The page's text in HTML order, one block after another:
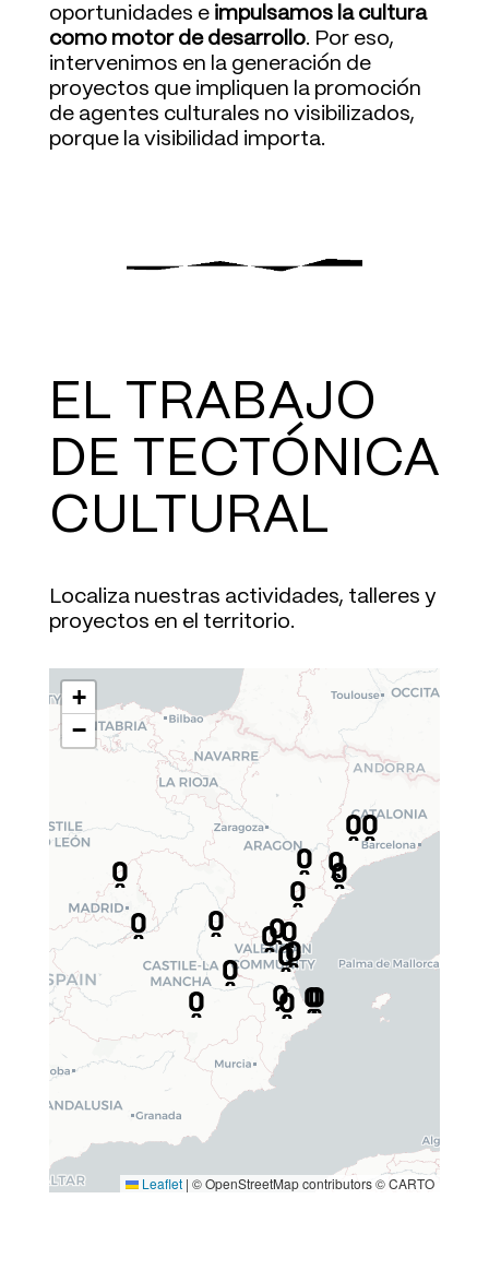
oportunidades e impulsamos la cultura
como motor de desarrollo. Por eso,
intervenimos en la generación de
proyectos que impliquen la promoción
de agentes culturales no visibilizados,
porque la visibilidad importa.
EL TRABAJO
DE TECTÓNICA
CULTURAL
Localiza nuestras actividades, talleres y
proyectos en el territorio.
+
−
Leaflet | © OpenStreetMap contributors © CARTO